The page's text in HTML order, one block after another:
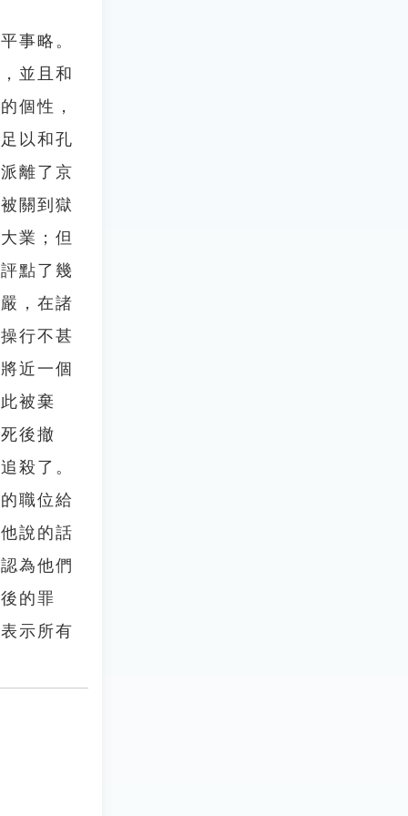
事略。
並且和
個性，
以和孔
離了京
關到獄
業；但
點了幾
，在諸
行不甚
近一個
被棄
後撤
殺了。
職位給
說的話
為他們
的罪
示所有